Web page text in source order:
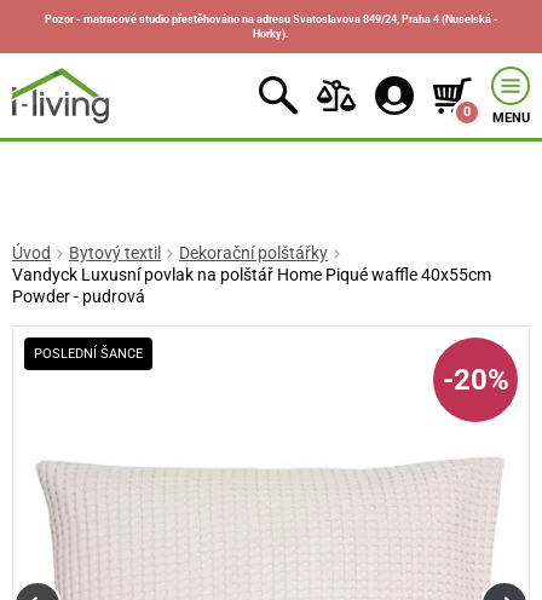
Pozor - matracové studio přestěhováno na adresu Svatoslavova 849/24, Praha 4 (Nuselská -
Horky).
0 MENU
Úvod Bytový textil
Dekorační polštářky
Vandyck Luxusní povlak na polštář Home Piqué waffle 40x55cm
Powder - pudrová
POSLEDNÍ ŠANCE
-20%